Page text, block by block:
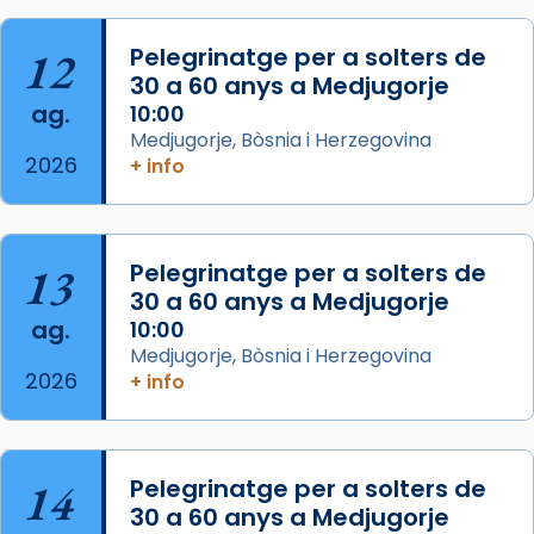
«Si vols saber què és calor, ves per les
Santes a Mataró»🥵.
Photo
View on Facebook · Share
2 weeks ago
Jaume, fill de Zebedeu, és juntament amb el
seu germà Joan i Pere un dels que
acompanyava més de prop Jesús.
Segons el llibre dels Fets (12,2) fou el primer
apòstol màrtir, decapitat a Jerusalem per
Herodes Agripa (vers l'any 44).
Patró de Galícia, després de les invasions
musulmanes fou venerat com a patró dels
12
ag.
2026
Pelegrinatge per a solters de
30 a 60 anys a Medjugorje
10:00
Medjugorje, Bòsnia i Herzegovina
+ info
13
ag.
2026
Pelegrinatge per a solters de
30 a 60 anys a Medjugorje
10:00
Medjugorje, Bòsnia i Herzegovina
+ info
14
Pelegrinatge per a solters de
30 a 60 anys a Medjugorje